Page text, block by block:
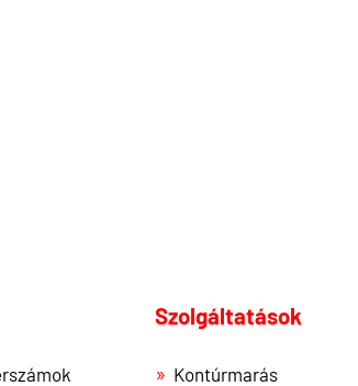
Szolgáltatások
Kontúrmarás